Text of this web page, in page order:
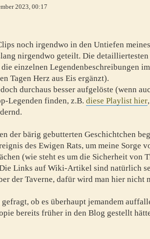
2023, 00:17
noch irgendwo in den Untiefen
nirgendwo geteilt. Die
einzelnen Legendenbeschreibungen im
Tagen Herz aus Eis ergänzt).
durchaus besser aufgelöste (wenn
Legenden finden, z.B. diese Playlist hier
der bärig gebutterten Geschichtchen
des Ewigen Rats, um meine Sorge
(wie steht es um die Sicherheit von
Links auf Wiki-Artikel sind natürlich
der Taverne, dafür wird man hier nicht
ob es überhaupt jemandem
bereits früher in den Blog gestellt